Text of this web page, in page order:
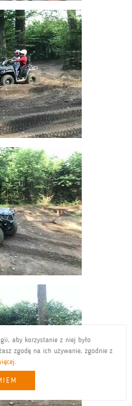
aby korzystanie z niej było
zgodę na ich używanie, zgodnie z
.